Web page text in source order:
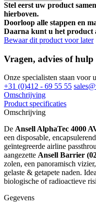
Stel eerst uw product
hierboven.
Doorloop alle stappen en
Daarna kunt u het product
Bewaar dit product voor later
Vragen, advies of
Onze specialisten staan voor
+31 (0)412 - 69 55 55
Omschrijving
Product specificaties
Omschrijving
De Ansell AlphaTec 4000
een disposable,
geïntegreerde airline
aangezette Ansell Barrier
zolen, een panoramisch
gelaste & getapete naden.
biologische of radioactieve
Gegevens